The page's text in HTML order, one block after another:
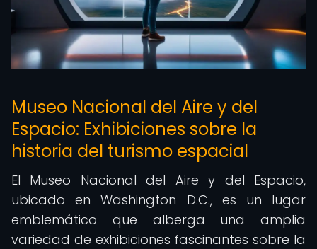
Museo Nacional del Aire y del
Espacio: Exhibiciones sobre la
historia del turismo espacial
El Museo Nacional del Aire y del Espacio,
ubicado en Washington D.C., es un lugar
emblemático que alberga una amplia
variedad de exhibiciones fascinantes sobre la